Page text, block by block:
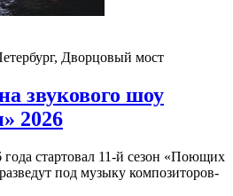
Дворцовый мост
звукового шоу
2026
стартовал 11-й сезон «Поющих
под музыку композиторов-